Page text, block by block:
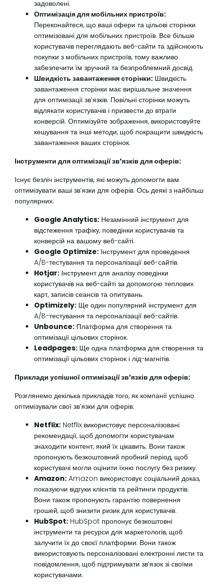
задоволені.
Оптимізація для мобільних пристроїв:
Переконайтеся, що ваші офери та цільові сторінки
оптимізовані для мобільних пристроїв. Все більше
користувачів переглядають веб-сайти та здійснюють
покупки з мобільних пристроїв, тому важливо
забезпечити їм зручний та безпроблемний досвід.
Швидкість завантаження сторінки: Швидкість
завантаження сторінки має вирішальне значення
для оптимізації зв’язків. Повільні сторінки можуть
відлякати користувачів і призвести до втрати
конверсій. Оптимізуйте зображення, використовуйте
кешування та інші методи, щоб покращити швидкість
завантаження ваших сторінок.
Інструменти для оптимізації зв’язків для оферів:
Існує безліч інструментів, які можуть допомогти вам
оптимізувати ваші зв’язки для оферів. Ось деякі з найбільш
популярних:
Google Analytics: Незамінний інструмент для
відстеження трафіку, поведінки користувачів та
конверсій на вашому веб-сайті.
Google Optimize: Інструмент для проведення
A/B-тестування та персоналізації веб-сайтів.
Hotjar: Інструмент для аналізу поведінки
користувачів на веб-сайті за допомогою теплових
карт, записів сеансів та опитувань.
Optimizely: Ще один популярний інструмент для
A/B-тестування та персоналізації веб-сайтів.
Unbounce: Платформа для створення та
оптимізації цільових сторінок.
Leadpages: Ще одна платформа для створення та
оптимізації цільових сторінок і лід-магнітів.
Приклади успішної оптимізації зв’язків для оферів:
Розглянемо декілька прикладів того, як компанії успішно
оптимізували свої зв’язки для оферів:
Netflix: Netflix використовує персоналізовані
рекомендації, щоб допомогти користувачам
знаходити контент, який їх цікавить. Вони також
пропонують безкоштовний пробний період, щоб
користувачі могли оцінити їхню послугу без ризику.
Amazon: Amazon використовує соціальний доказ,
показуючи відгуки клієнтів та рейтинги продуктів.
Вони також пропонують гарантію повернення
грошей, щоб знизити ризик для користувачів.
HubSpot: HubSpot пропонує безкоштовні
інструменти та ресурси для маркетологів, щоб
залучити їх до своєї платформи. Вони також
використовують персоналізовані електронні листи та
повідомлення, щоб підтримувати зв’язок зі своїми
користувачами.